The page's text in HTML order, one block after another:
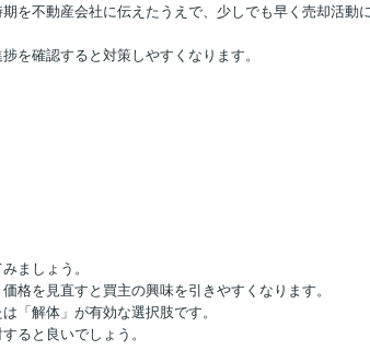
を不動産会社に伝えたうえで、少しでも早く売却活動
を確認すると対策しやすくなります。
ましょう。
格を見直すと買主の興味を引きやすくなります。
「解体」が有効な選択肢です。
ると良いでしょう。